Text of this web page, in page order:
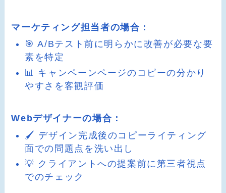
マーケティング担当者の場合：
🎯 A/Bテスト前に明らかに改善が必要な要
素を特定
📊 キャンペーンページのコピーの分かり
やすさを客観評価
Webデザイナーの場合：
🖌️ デザイン完成後のコピーライティング
面での問題点を洗い出し
💡 クライアントへの提案前に第三者視点
でのチェック